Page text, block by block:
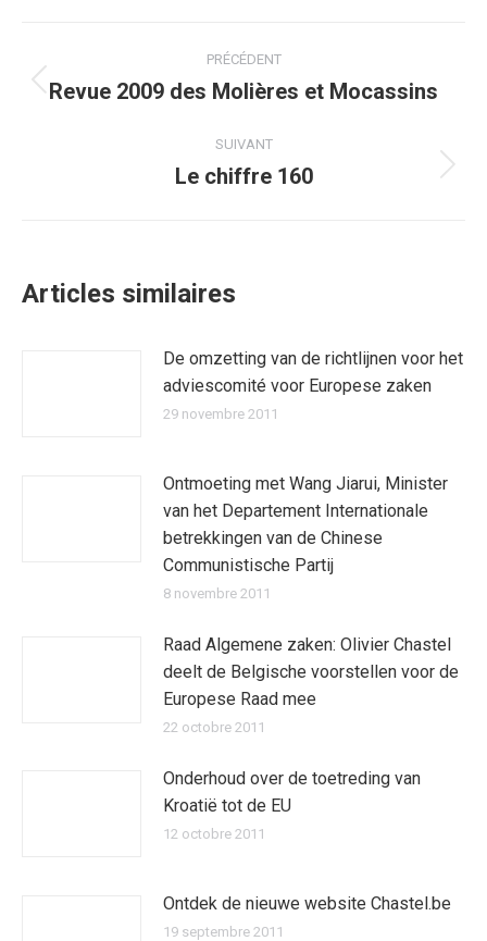
article
PRÉCÉDENT
Article
:
Revue 2009 des Molières et Mocassins
SUIVANT
Article
Le chiffre 160
Articles similaires
De omzetting van de richtlijnen voor het
adviescomité voor Europese zaken
29 novembre 2011
Ontmoeting met Wang Jiarui, Minister
van het Departement Internationale
betrekkingen van de Chinese
Communistische Partij
8 novembre 2011
Raad Algemene zaken: Olivier Chastel
deelt de Belgische voorstellen voor de
Europese Raad mee
22 octobre 2011
Onderhoud over de toetreding van
Kroatië tot de EU
12 octobre 2011
Ontdek de nieuwe website Chastel.be
19 septembre 2011